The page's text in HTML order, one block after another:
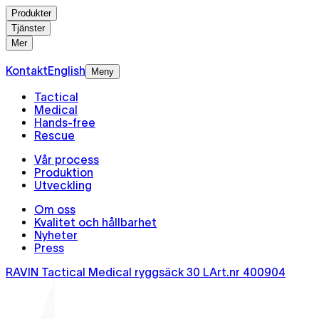
Produkter
Tjänster
Mer
KontaktEnglish Meny
Tactical
Medical
Hands-free
Rescue
Vår process
Produktion
Utveckling
Om oss
Kvalitet och hållbarhet
Nyheter
Press
RAVIN Tactical Medical ryggsäck 30 LArt.nr 400904